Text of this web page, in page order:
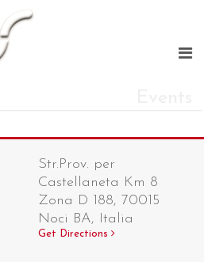
Str.Prov. per
Castellaneta Km 8
Zona D 188, 70015
Noci BA, Italia
Get Directions